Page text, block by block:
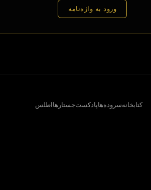
ورود به واژه‌نامه
کتابخانهسروده‌هاپادکستجستارهااطلس